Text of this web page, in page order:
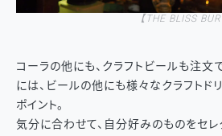
【THE BLISS
コーラの他にも、クラフトビールも注文
には、ビールの他にも様々なクラフトド
ポイント。
気分に合わせて、自分好みのものをセ